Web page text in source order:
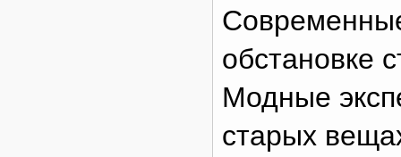
обстановке
Модные
старых